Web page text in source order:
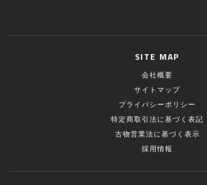
SITE MAP
会社概要
サイトマップ
プライバシーポリシー
特定商取引法に基づく表記
古物営業法に基づく表示
採用情報